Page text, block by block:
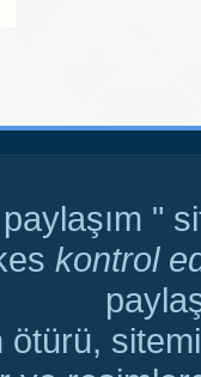
"
kontrol
ötürü,